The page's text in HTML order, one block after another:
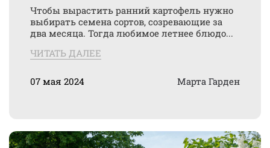
Чтобы вырастить ранний картофель нужно
выбирать семена сортов, созревающие за
два месяца. Тогда любимое летнее блюдо...
ЧИТАТЬ ДАЛЕЕ
07 мая 2024 Марта Гарден